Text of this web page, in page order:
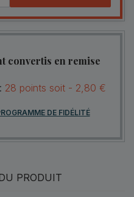
convertis en remise
28 points soit - 2,80 €
DE FIDÉLITÉ
PRODUIT